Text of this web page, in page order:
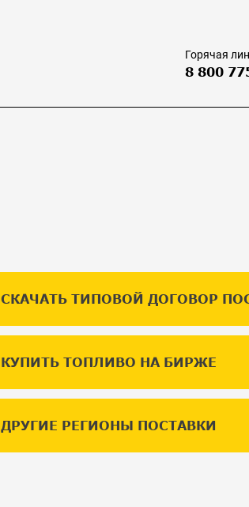
Горячая
8 800
СКАЧАТЬ ТИПОВОЙ ДОГОВОР
КУПИТЬ ТОПЛИВО НА БИРЖЕ
ДРУГИЕ РЕГИОНЫ ПОСТАВКИ